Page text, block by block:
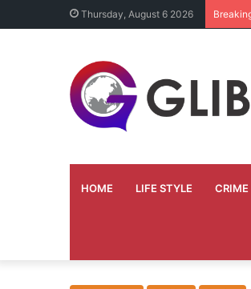
Thursday, August 6 2026
HOME LIFE STYLE CRIME